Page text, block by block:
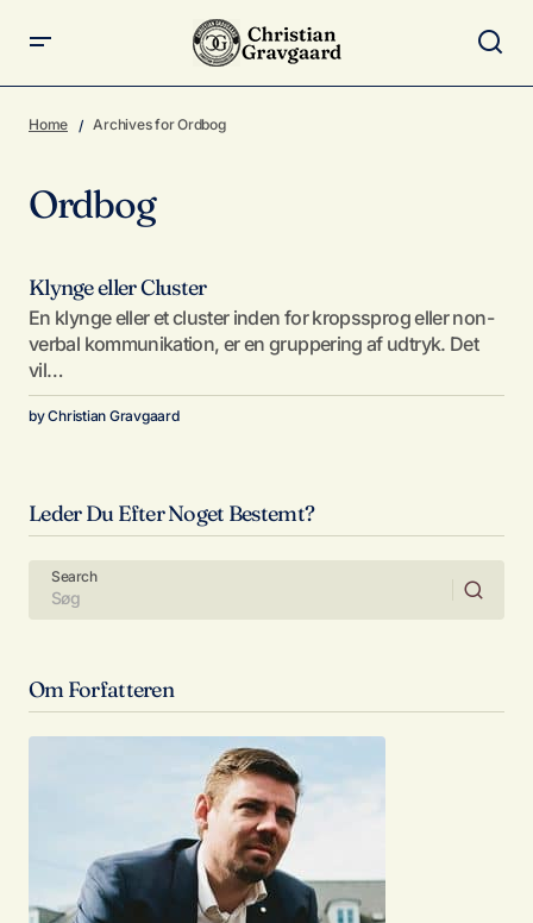
Home Archives for Ordbog
Ordbog
Klynge eller Cluster
En klynge eller et cluster inden for kropssprog eller non-
verbal kommunikation, er en gruppering af udtryk. Det
vil…
byChristian Gravgaard
Leder Du Efter Noget Bestemt?
Search
Om Forfatteren